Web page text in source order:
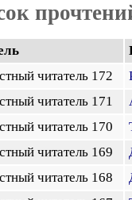
читатель 172
читатель 171
читатель 170
читатель 169
читатель 168